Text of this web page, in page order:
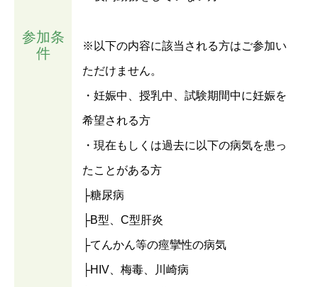
参加条
件
※以下の内容に該当される方はご参加い
ただけません。
・妊娠中、授乳中、試験期間中に妊娠を
希望される方
・現在もしくは過去に以下の病気を患っ
たことがある方
├糖尿病
├B型、C型肝炎
├てんかん等の痙攣性の病気
├HIV、梅毒、川崎病